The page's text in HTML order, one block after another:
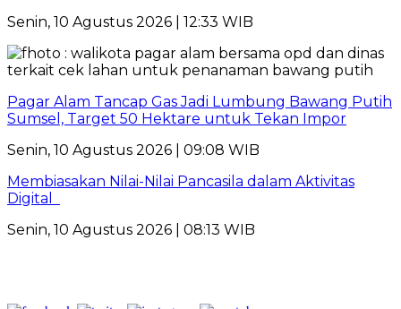
Senin, 10 Agustus 2026 | 12:33 WIB
Pagar Alam Tancap Gas Jadi Lumbung Bawang Putih
Sumsel, Target 50 Hektare untuk Tekan Impor
Senin, 10 Agustus 2026 | 09:08 WIB
Membiasakan Nilai-Nilai Pancasila dalam Aktivitas
Digital
Senin, 10 Agustus 2026 | 08:13 WIB